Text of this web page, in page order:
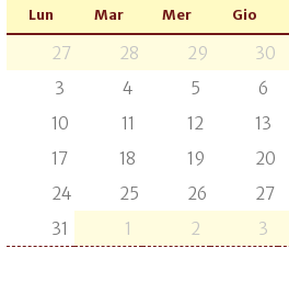
Lun Mar Mer Gio
27 28 29 30
3
4 5 6
10
11 12 13
17
18 19 20
24
25 26 27
31
1 2 3